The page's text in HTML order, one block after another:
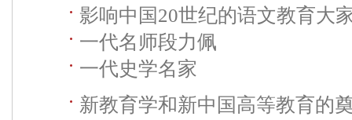
影响中国20世纪的语文教育大
一代名师段力佩
一代史学名家
新教育学和新中国高等教育的